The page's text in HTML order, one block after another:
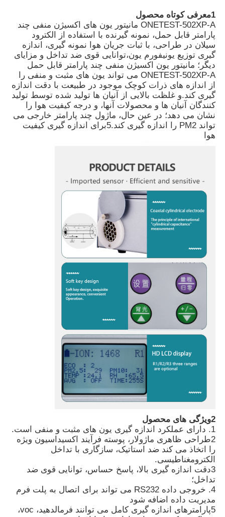
محصولات
فیلم های
دربارهی ما
کارخانه تور
تماس با ما
اخبار
پرونده ها نشان می دهند
درخواست نقل قول
1معرفی کوتاه محصول
ONETEST-502XP-A مانیتور یون های اکسیژن منفی چند
پارامتر قابل حمل، نمونه گیرنده با استفاده از الکترود
سیلان در طراحی، با ثبات جریان هوا نمونه گیری، اندازه
گیری توزیع یونیفورم یون،توانایی قوی ضد تداخل و مزایای
دیگر؛ مانیتور یون اکسیژن منفی چند پارامتر قابل حمل
ONETEST-502XP-A می تواند یون های مثبت و منفی را
از اندازه های ذرات کوچک موجود در طبیعت با دقت اندازه
گیری کند.و غلظت بالایی از آنیان ها تولید شده توسط تولید
کنندگان آنیان ها و محصولات آنها، و درجه کیفیت هوا را
نشان می دهد؛ در عین حال، ماژول چند پارامتر خارجی می
تواند PM2 را اندازه گیری کند.5برای اندازه گیری کیفیت
هوا
2ویژگی های محصول
1. دارای عملکرد اندازه گیری یون های مثبت و منفی است.
2طراحی ظاهری ماژولار، پوسته فرآیند اکسیداسیون ویژه
را اتخاذ می کند ضد استاتیک، سازگاری با تداخل
الکترومغناطیسی.
3دقت اندازه گیری بالا، پاسخ حساس، توانایی قوی ضد
تداخل؛
4. خروجی داده RS232 می تواند برای اتصال به پلت فرم
مدیریت داده اضافه شود
5پارامترهای اندازه گیری کامل می توانند فرمالدهید، voc،